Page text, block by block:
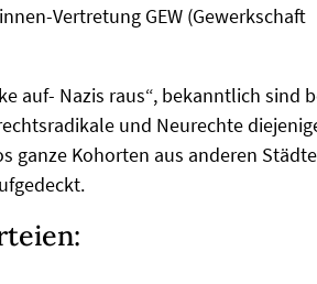
Vertretung GEW (Gewerkschaft
auf- Nazis raus“, bekanntlich sind
und Neurechte
ganze Kohorten aus anderen